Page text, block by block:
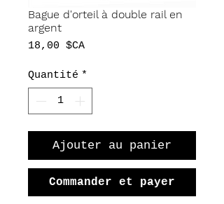
Bague d'orteil à double rail en
argent
18,00 $CAPrix
Quantité *
Ajouter au panier
Commander et payer